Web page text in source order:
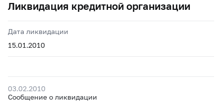
Ликвидация кредитной организации
Дата ликвидации
15.01.2010
03.02.2010
Сообщение о ликвидации